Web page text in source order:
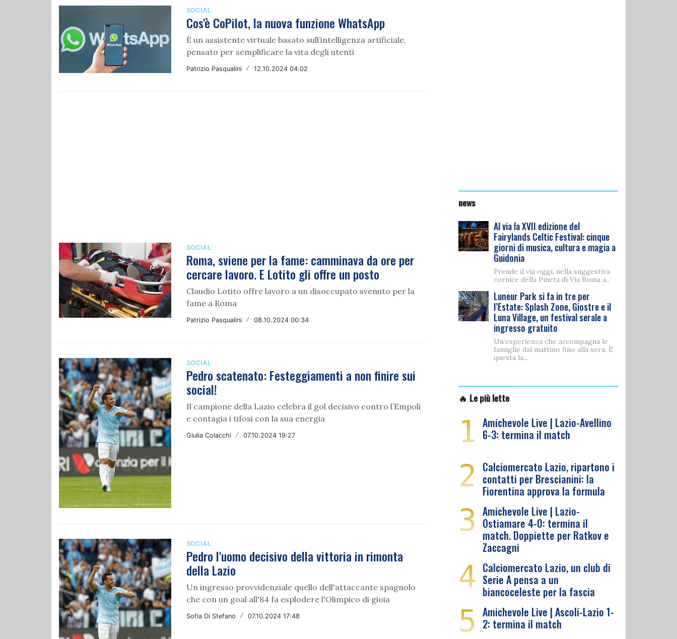
SOCIAL
Cos'è CoPilot, la nuova funzione WhatsApp
È un assistente virtuale basato sull’intelligenza artificiale,
pensato per semplificare la vita degli utenti
Patrizio Pasqualini / 12.10.2024 04:02
SOCIAL
Roma, sviene per la fame: camminava da ore per
cercare lavoro. E Lotito gli offre un posto
Claudio Lotito offre lavoro a un disoccupato svenuto per la
fame a Roma
Patrizio Pasqualini / 08.10.2024 00:34
SOCIAL
Pedro scatenato: Festeggiamenti a non finire sui
social!
Il campione della Lazio celebra il gol decisivo contro l’Empoli
e contagia i tifosi con la sua energia
Giulia Colacchi / 07.10.2024 19:27
SOCIAL
Pedro l'uomo decisivo della vittoria in rimonta
della Lazio
Un ingresso provvidenziale quello dell'attaccante spagnolo
che con un goal all'84 fa esplodere l'Olimpico di gioia
Sofia Di Stefano / 07.10.2024 17:48
news
Al via la XVII edizione del
Fairylands Celtic Festival: cinque
giorni di musica, cultura e magia a
Guidonia
Prende il via oggi, nella suggestiva
cornice della Pineta di Via Roma a...
Luneur Park si fa in tre per
l’Estate: Splash Zone, Giostre e il
Luna Village, un festival serale a
ingresso gratuito
Un’esperienza che accompagna le
famiglie dal mattino fino alla sera. È
questa la...
🔥 Le più lette
1 Amichevole Live | Lazio-Avellino
6-3: termina il match
2 Calciomercato Lazio, ripartono i
contatti per Brescianini: la
Fiorentina approva la formula
3 Amichevole Live | Lazio-
Ostiamare 4-0: termina il
match. Doppiette per Ratkov e
Zaccagni
4 Calciomercato Lazio, un club di
Serie A pensa a un
biancoceleste per la fascia
5 Amichevole Live | Ascoli-Lazio 1-
2: termina il match